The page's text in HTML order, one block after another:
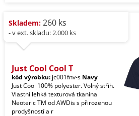
Skladem: 260 ks
- v ext. skladu: 2.000 ks
Just Cool Cool T
kód výrobku: jc001fnv-s Navy
Just Cool 100% polyester. Volný střih.
Vlastní lehká texturová tkanina
Neoteric TM od AWDis s přirozenou
prodyšností a r